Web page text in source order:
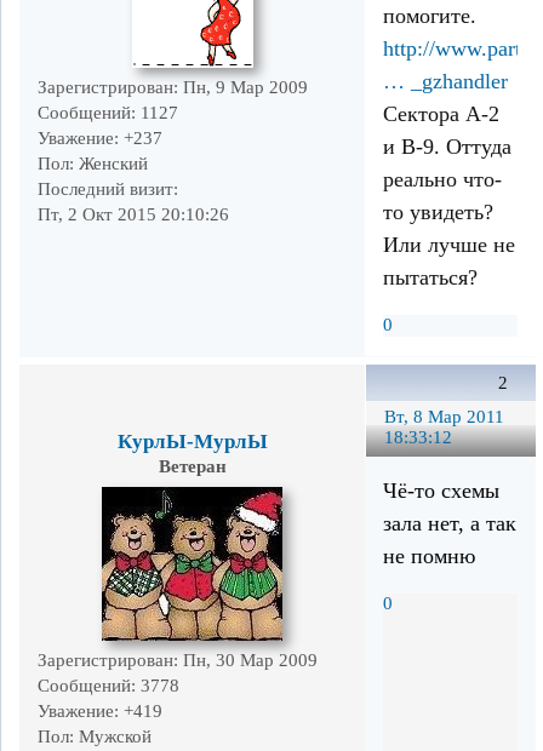
Зарегистрирован: Пн, 9 Мар 2009
Сообщений: 1127
Уважение: +237
Пол: Женский
Последний визит:
Пт, 2 Окт 2015 20:10:26
помогите.
http://
… _gzhandler
Сектора А-2
и В-9. Оттуда
реально что-
то увидеть?
Или лучше не
пытаться?
0
2
Вт, 8 Мар 2011
18:33:12
КурлЫ-МурлЫ
Ветеран
Зарегистрирован: Пн, 30 Мар 2009
Сообщений: 3778
Уважение: +419
Пол: Мужской
Чё-то схемы
зала нет, а так
не помню
0